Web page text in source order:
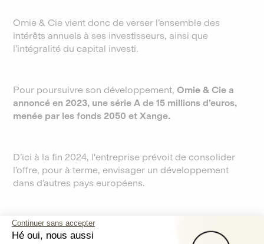
Omie & Cie vient donc de verser l’ensemble des
intérêts annuels à ses investisseurs, ainsi que
l’intégralité du capital investi.
Pour poursuivre son développement,Omie & Cie a
annoncé en 2023, une série A de 15 millions d’euros,
menée par les fonds 2050 et Xange.
D’ici à la fin 2024, l'entreprise prévoit de consolider
l’offre, pour à terme, envisager un développement
dans d’autres pays européens.
Ça vous donne envie ?
maintenant pour faire fructifier votre épargne tout en
Continuer sans accepter
Hé oui, nous aussi